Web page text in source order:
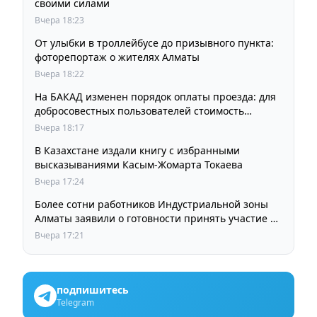
своими силами
Вчера 18:23
От улыбки в троллейбусе до призывного пункта:
фоторепортаж о жителях Алматы
Вчера 18:22
На БАКАД изменен порядок оплаты проезда: для
добросовестных пользователей стоимость
остается прежней
Вчера 18:17
В Казахстане издали книгу с избранными
высказываниями Касым-Жомарта Токаева
Вчера 17:24
Более сотни работников Индустриальной зоны
Алматы заявили о готовности принять участие в
выборах членов Курылтая
Вчера 17:21
подпишитесь
Telegram